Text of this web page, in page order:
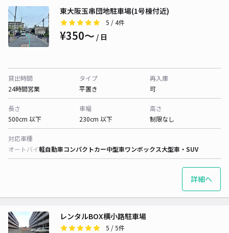
東大阪玉串団地駐車場(1号棟付近)
5 / 4件
¥350〜 / 日
貸出時間
24時間営業
タイプ
平置き
再入庫
可
長さ
500cm 以下
車幅
230cm 以下
高さ
制限なし
対応車種
オートバイ軽自動車コンパクトカー中型車ワンボックス大型車・SUV
詳細へ
レンタルBOX横小路駐車場
5 / 5件